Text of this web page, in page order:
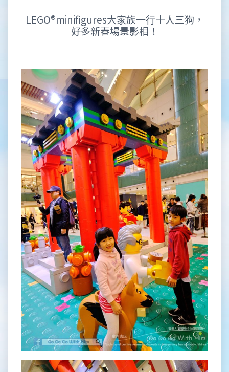
LEGO®minifigures大家族一行十人三狗，
好多新春場景影相！